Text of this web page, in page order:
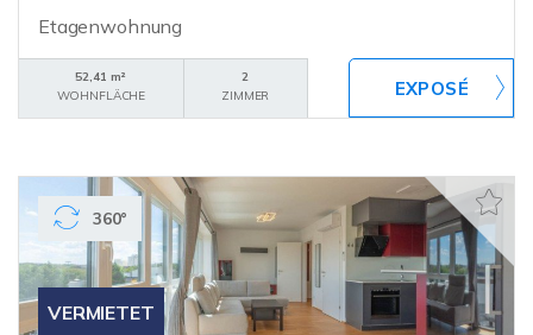
Etagenwohnung
52,41 m²
WOHNFLÄCHE
2
ZIMMER
VERMIETET
360°